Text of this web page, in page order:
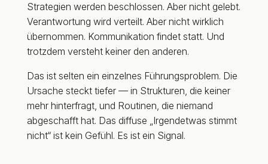
Strategien werden beschlossen. Aber nicht gelebt.
Verantwortung wird verteilt. Aber nicht wirklich
übernommen. Kommunikation findet statt. Und
trotzdem versteht keiner den anderen.
Das ist selten ein einzelnes Führungsproblem. Die
Ursache steckt tiefer — in Strukturen, die keiner
mehr hinterfragt, und Routinen, die niemand
abgeschafft hat. Das diffuse „Irgendetwas stimmt
nicht“ ist kein Gefühl. Es ist ein Signal.